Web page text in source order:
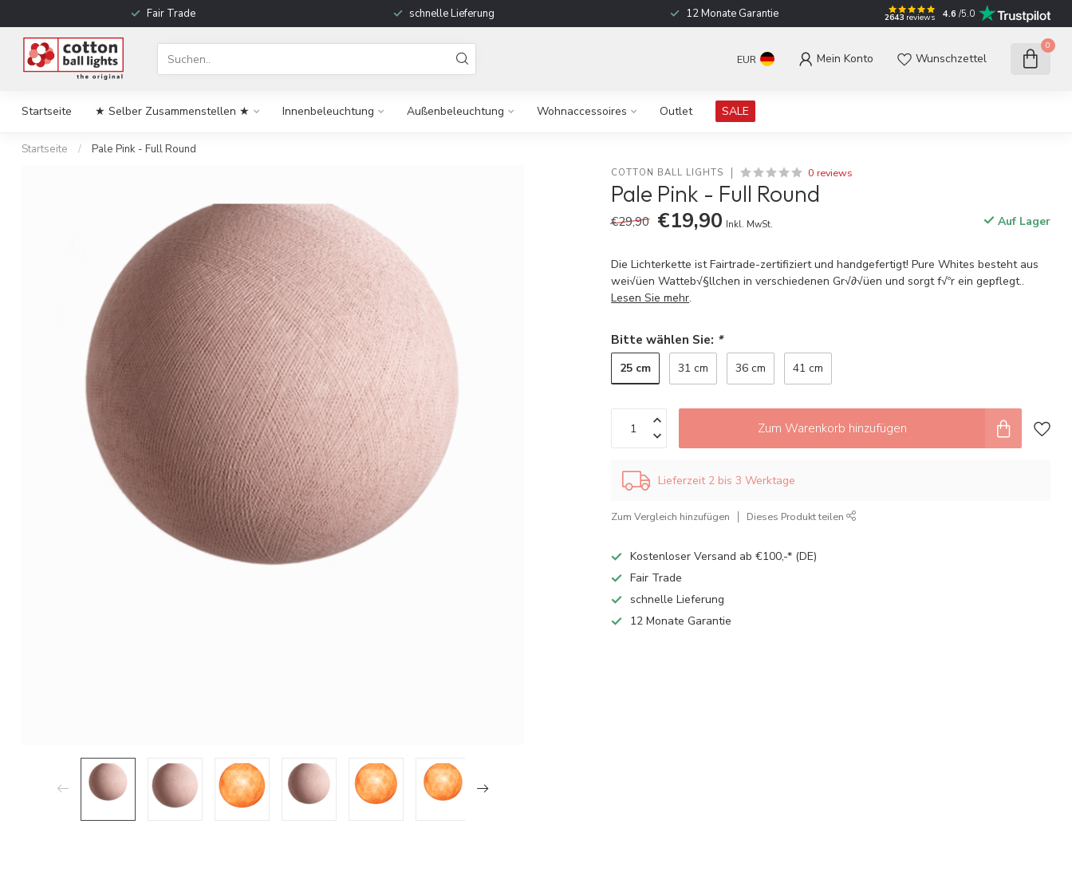
Fair Trade schnelle Lieferung 12 Monate Garantie 2643 reviews 4.6 /5.0
EUR Mein Konto Wunschzettel
0
Startseite ★ Selber Zusammenstellen ★ Innenbeleuchtung Außenbeleuchtung Wohnaccessoires Outlet SALE
Startseite / Pale Pink - Full Round
COTTON BALL LIGHTS 0 reviews
Pale Pink - Full Round
€29,90 €19,90 Inkl. MwSt. Auf Lager
Die Lichterkette ist Fairtrade-zertifiziert und handgefertigt! Pure Whites besteht aus
wei√üen Watteb√§llchen in verschiedenen Gr√∂√üen und sorgt f√ºr ein gepflegt..
Lesen Sie mehr.
Bitte wählen Sie: *
25 cm 31 cm 36 cm 41 cm
Zum Warenkorb hinzufügen
Lieferzeit 2 bis 3 Werktage
Zum Vergleich hinzufügen Dieses Produkt teilen
Kostenloser Versand ab €100,-* (DE)
Fair Trade
schnelle Lieferung
12 Monate Garantie